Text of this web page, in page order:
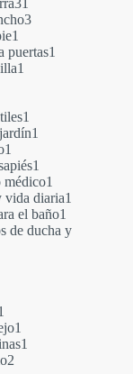
31
productos
33
1
producto
puertas1
1
1
producto
1
1
producto
1
producto
médico1
producto
vida diaria1
el baño1
producto
de ducha y
producto
1
producto
1
2